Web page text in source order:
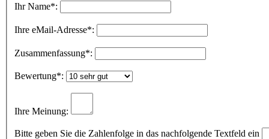
Ihr Name*:
Ihre eMail-Adresse*:
Zusammenfassung*:
Bewertung*:
Ihre Meinung:
Bitte geben Sie die Zahlenfolge in das nachfolgende Textfeld ein